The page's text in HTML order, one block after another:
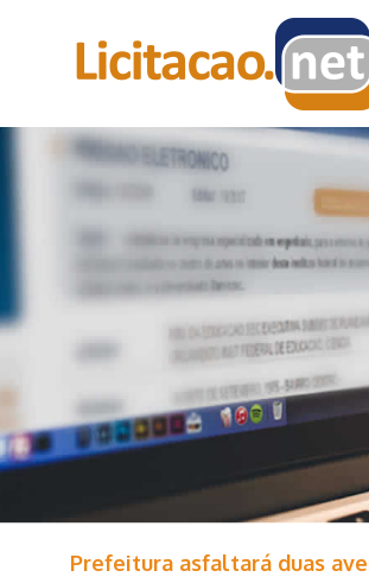
Prefeitura asfaltará duas